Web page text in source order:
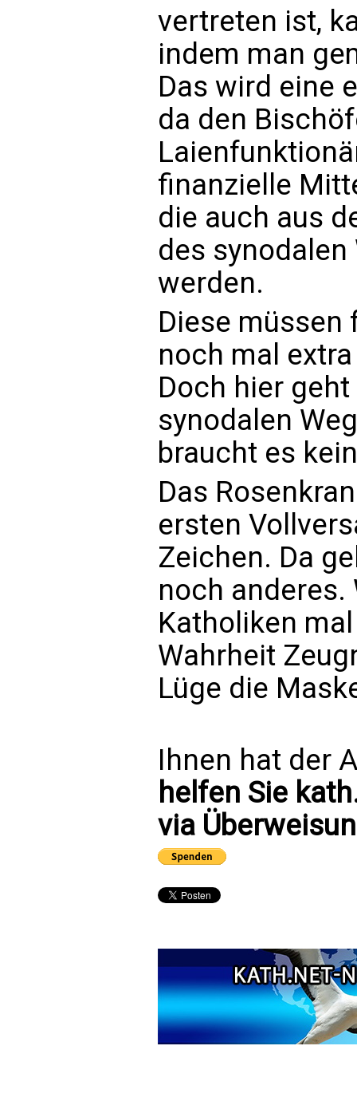
vertreten ist,
indem man
Das wird eine
da den
finanzielle
die auch aus
des
werden.
Diese müssen
noch mal
Doch hier
synodalen
braucht es
Das
ersten
Zeichen. Da
noch
Katholiken
Wahrheit
Lüge die
Ihnen hat der
helfen Sie
via